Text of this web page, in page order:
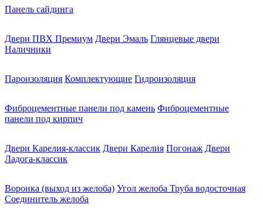
Панель сайдинга
Двери ПВХ Премиум Двери Эмаль Глянцевые двери
Наличники
Пароизоляция Комплектующие Гидроизоляция
Фиброцементные панели под камень Фиброцементные
панели под кирпич
Двери Карелия-классик Двери Карелия Погонаж Двери
Ладога-классик
Воронка (выход из желоба) Угол желоба Труба водосточная
Соединитель желоба